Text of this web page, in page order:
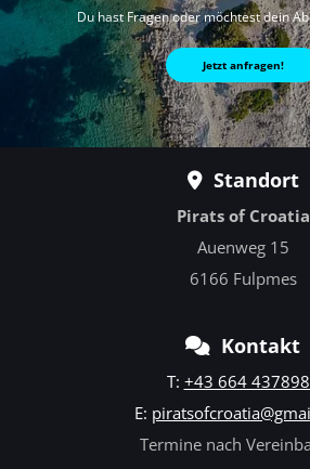
Du hast Fragen oder möchtest dein
Jetzt anfragen!
Standort
Pirats of Croatia
Auenweg 15
6166 Fulpmes
 Kontakt
T: +43 664
E:
Termine nach